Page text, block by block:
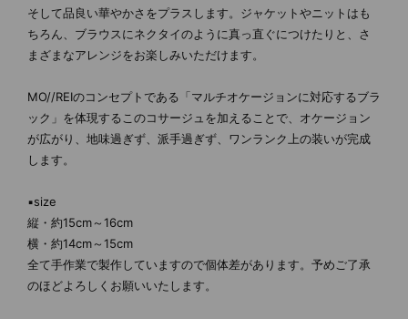
そして品良い華やかさをプラスします。ジャケットやニットはも
ちろん、ブラウスにネクタイのように真っ直ぐにつけたりと、さ
まざまなアレンジをお楽しみいただけます。
MO//REIのコンセプトである「マルチオケージョンに対応するブラ
ック」を体現するこのコサージュを加えることで、オケージョン
が広がり、地味過ぎず、派手過ぎず、ワンランク上の装いが完成
します。
▪size
縦・約15cm～16cm
横・約14cm～15cm
全て手作業で製作していますので個体差があります。予めご了承
のほどよろしくお願いいたします。